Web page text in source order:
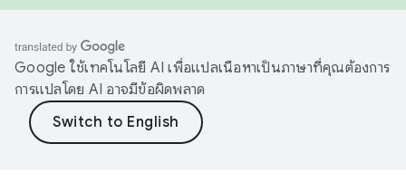
Google ใช้เทคโนโลยี AI เพื่อแปลเนื้อหาเป็นภาษาที่คุณต้องการ
การแปลโดย AI อาจมีข้อผิดพลาด